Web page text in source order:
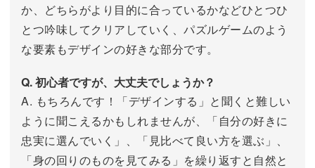
か、どちらがより目的に合っているかなどひとつひ
とつ吟味してクリアしていく、パズルゲームのよう
な要素もデザインの好きな部分です。
Q. 初心者ですが、大丈夫でしょうか？
A. もちろんです！「デザインする」と聞くと難しい
ように聞こえるかもしれませんが、「自分の好きに
忠実に選んでいく」、「見比べて良い方を選ぶ」、
「身の回りのものを見てみる」を繰り返すと自然と